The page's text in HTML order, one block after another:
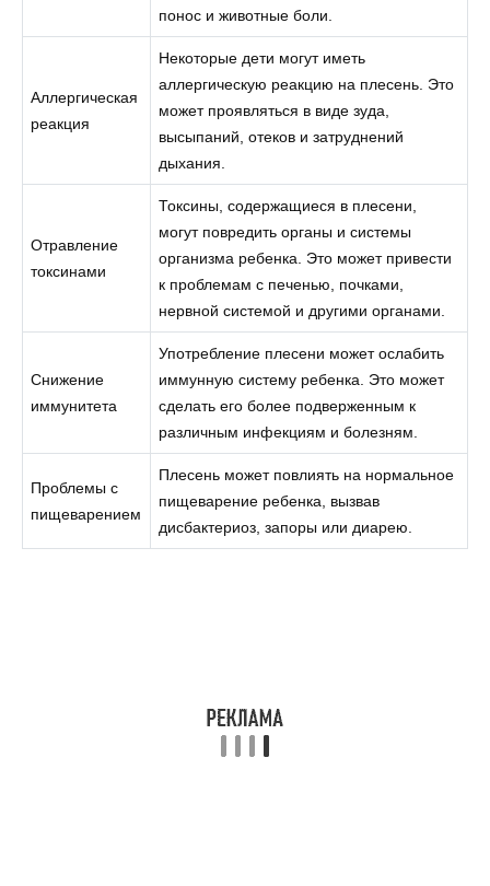
понос и животные боли.
Аллергическая
реакция
Некоторые дети могут иметь
аллергическую реакцию на плесень. Это
может проявляться в виде зуда,
высыпаний, отеков и затруднений
дыхания.
Отравление
токсинами
Токсины, содержащиеся в плесени,
могут повредить органы и системы
организма ребенка. Это может привести
к проблемам с печенью, почками,
нервной системой и другими органами.
Снижение
иммунитета
Употребление плесени может ослабить
иммунную систему ребенка. Это может
сделать его более подверженным к
различным инфекциям и болезням.
Проблемы с
пищеварением
Плесень может повлиять на нормальное
пищеварение ребенка, вызвав
дисбактериоз, запоры или диарею.